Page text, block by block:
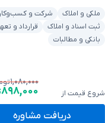
ملکی و املاک
شرکت و
ثبت اسناد و املاک
قرارداد و
بانکی و مطالبات
شروع قیمت از
۱,۰۸۰,۰۰۰
۸۹۸,۰۰۰
دریافت مشاوره